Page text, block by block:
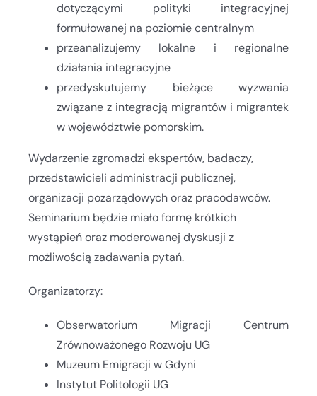
dotyczącymi polityki integracyjnej
formułowanej na poziomie centralnym
przeanalizujemy lokalne i regionalne
działania integracyjne
przedyskutujemy bieżące wyzwania
związane z integracją migrantów i migrantek
w województwie pomorskim.
Wydarzenie zgromadzi ekspertów, badaczy,
przedstawicieli administracji publicznej,
organizacji pozarządowych oraz pracodawców.
Seminarium będzie miało formę krótkich
wystąpień oraz moderowanej dyskusji z
możliwością zadawania pytań.
Organizatorzy:
Obserwatorium Migracji Centrum
Zrównoważonego Rozwoju UG
Muzeum Emigracji w Gdyni
Instytut Politologii UG